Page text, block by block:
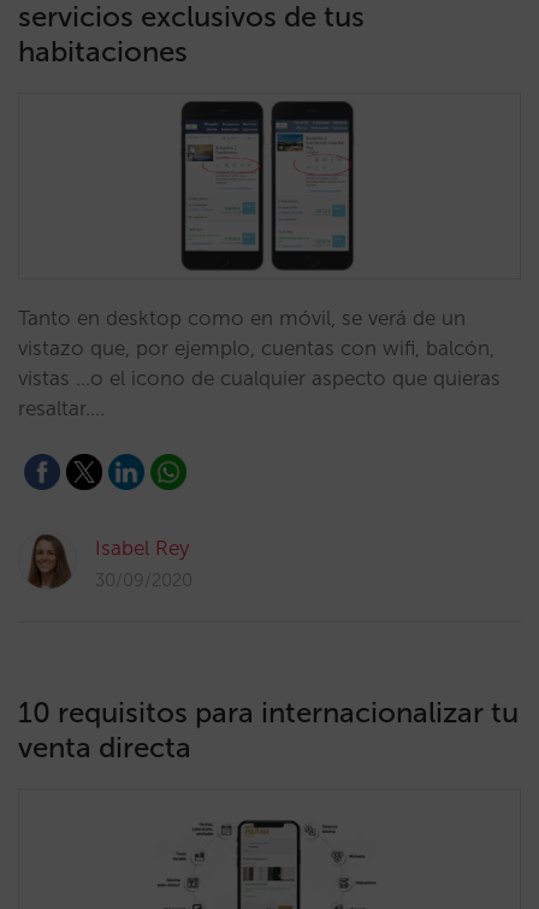
servicios exclusivos de tus
habitaciones
Tanto en desktop como en móvil, se verá de un
vistazo que, por ejemplo, cuentas con wifi, balcón,
vistas ...o el icono de cualquier aspecto que quieras
resaltar.…
Isabel Rey
30/09/2020
10 requisitos para internacionalizar tu
venta directa